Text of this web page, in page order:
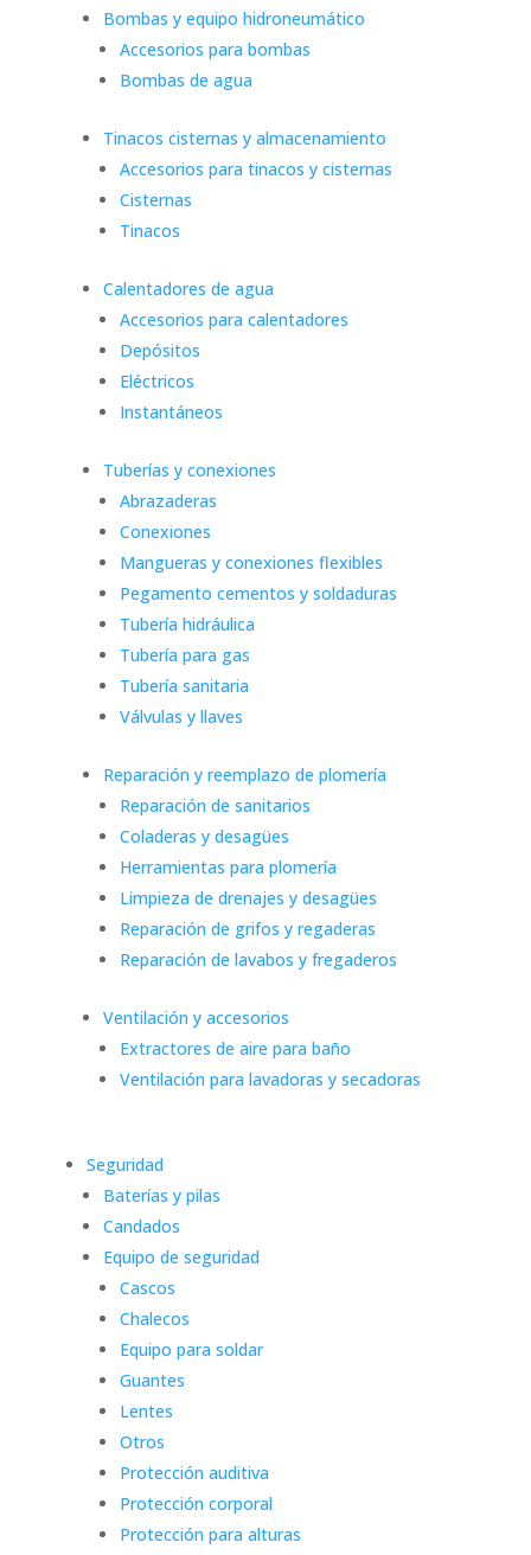
Bombas y equipo hidroneumático
Accesorios para bombas
Bombas de agua
Tinacos cisternas y almacenamiento
Accesorios para tinacos y cisternas
Cisternas
Tinacos
Calentadores de agua
Accesorios para calentadores
Depósitos
Eléctricos
Instantáneos
Tuberías y conexiones
Abrazaderas
Conexiones
Mangueras y conexiones flexibles
Pegamento cementos y soldaduras
Tubería hidráulica
Tubería para gas
Tubería sanitaria
Válvulas y llaves
Reparación y reemplazo de plomería
Reparación de sanitarios
Coladeras y desagües
Herramientas para plomería
Limpieza de drenajes y desagües
Reparación de grifos y regaderas
Reparación de lavabos y fregaderos
Ventilación y accesorios
Extractores de aire para baño
Ventilación para lavadoras y secadoras
Seguridad
Baterías y pilas
Candados
Equipo de seguridad
Cascos
Chalecos
Equipo para soldar
Guantes
Lentes
Otros
Protección auditiva
Protección corporal
Protección para alturas